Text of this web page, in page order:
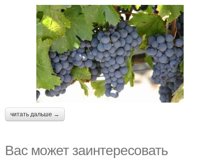
читать дальше →
Вас может заинтересовать